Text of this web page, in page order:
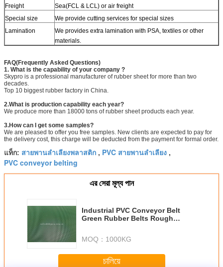
Freight
Sea(FCL & LCL) or air freight
Special size
We provide cutting services for special sizes
Lamination
We provides extra lamination with PSA, textiles or other
materials.
FAQ(Frequently Asked Questions)
1. What is the capability of your company ?
Skypro is a professional manufacturer of rubber sheet for more than two
decades.
Top 10 biggest rubber factory in China.
2.What is production capability each year?
We produce more than 18000 tons of rubber sheet products each year.
3.How can I get some samples?
We are pleased to offer you free samples. New clients are expected to pay for
the delivery cost, this charge will be deducted from the payment for formal order.
แท็ก: สายพานลำเลียงพลาสติก , PVC สายพานลำเลียง ,
PVC conveyor belting
এর সেরা মূল্য পান
Industrial PVC Conveyor Belt
Green Rubber Belts Rough
MOQ： 1000KG
চালিয়ে